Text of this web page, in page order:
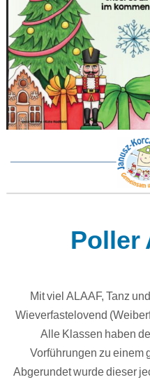
Poller
Mit viel ALAAF, Tanz
Wieverfastelovend
Alle Klassen haben
Vorführungen zu einem
Abgerundet wurde dieser